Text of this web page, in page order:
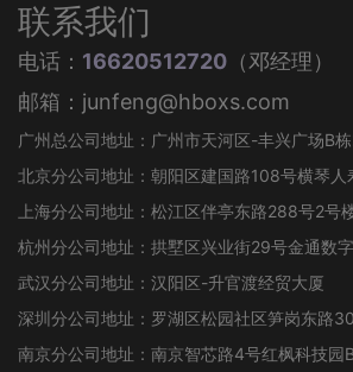
联系我们
电话： 16620512720 （邓经理）
邮箱：junfeng@hboxs.com
广州总公司地址：广州市天河区-丰兴广场B
北京分公司地址：朝阳区建国路108号横琴人
上海分公司地址：松江区伴亭东路288号2号
杭州分公司地址：拱墅区兴业街29号金通数
武汉分公司地址：汉阳区-升官渡经贸大厦
深圳分公司地址：罗湖区松园社区笋岗东路
南京分公司地址：南京智芯路4号红枫科技园